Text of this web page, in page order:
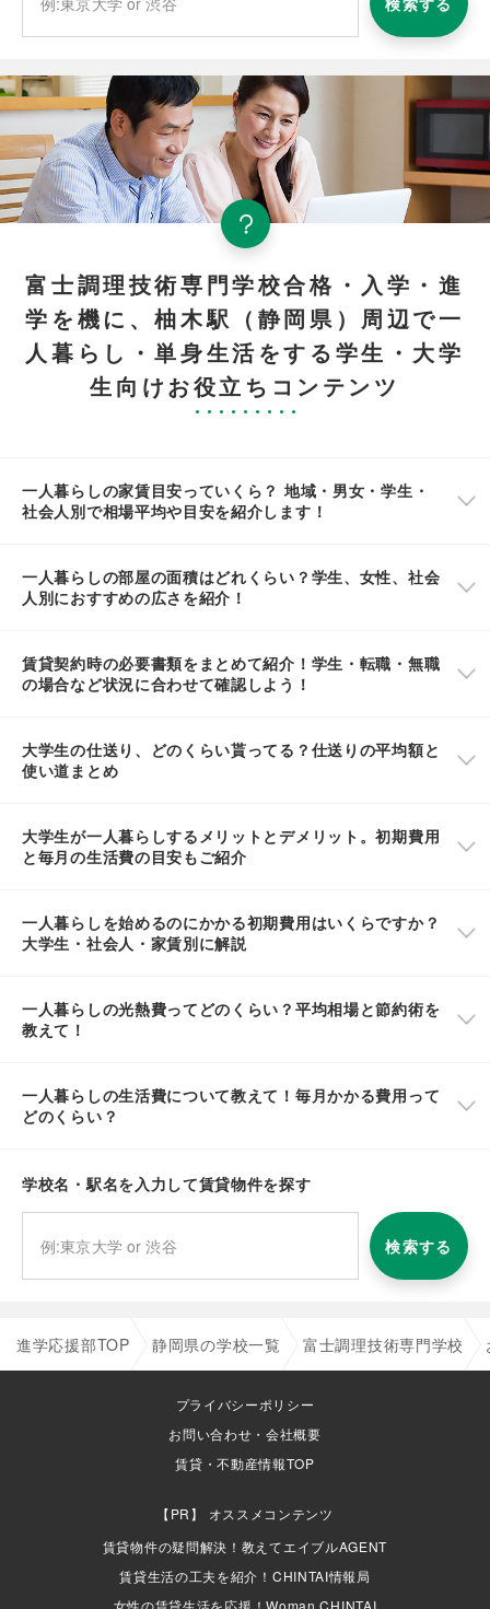
富士調理技術専門学校合格・入学・進
学を機に、柚木駅（静岡県）周辺で一
人暮らし・単身生活をする学生・大学
生向けお役立ちコンテンツ
一人暮らしの家賃目安っていくら？ 地域・男女・学生・
社会人別で相場平均や目安を紹介します！
一人暮らしの部屋の面積はどれくらい？学生、女性、社会
人別におすすめの広さを紹介！
賃貸契約時の必要書類をまとめて紹介！学生・転職・無職
の場合など状況に合わせて確認しよう！
大学生の仕送り、どのくらい貰ってる？仕送りの平均額と
使い道まとめ
大学生が一人暮らしするメリットとデメリット。初期費用
と毎月の生活費の目安もご紹介
一人暮らしを始めるのにかかる初期費用はいくらですか？
大学生・社会人・家賃別に解説
一人暮らしの光熱費ってどのくらい？平均相場と節約術を
教えて！
一人暮らしの生活費について教えて！毎月かかる費用って
どのくらい？
学校名・駅名を入力して賃貸物件を探す
検索する
進学応援部TOP 静岡県の学校一覧 富士調理技術専門学校
プライバシーポリシー
お問い合わせ・会社概要
賃貸・不動産情報TOP
オススメコンテンツ
賃貸物件の疑問解決！教えてエイブルAGENT
賃貸生活の工夫を紹介！CHINTAI情報局